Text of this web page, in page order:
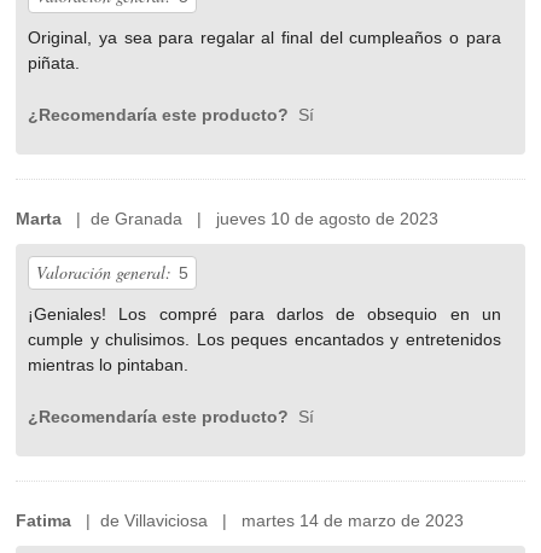
Original, ya sea para regalar al final del cumpleaños o para
piñata.
¿Recomendaría este producto? Sí
Marta | de Granada | jueves 10 de agosto de 2023
Valoración general: 5
¡Geniales! Los compré para darlos de obsequio en un
cumple y chulisimos. Los peques encantados y entretenidos
mientras lo pintaban.
¿Recomendaría este producto? Sí
Fatima | de Villaviciosa | martes 14 de marzo de 2023